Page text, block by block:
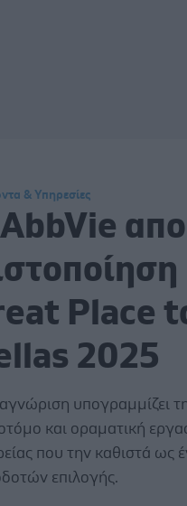
& Υπηρεσίες
AbbVie
Place
2025
υπογραμμίζει
και οραματική
που την καθιστά
επιλογής.